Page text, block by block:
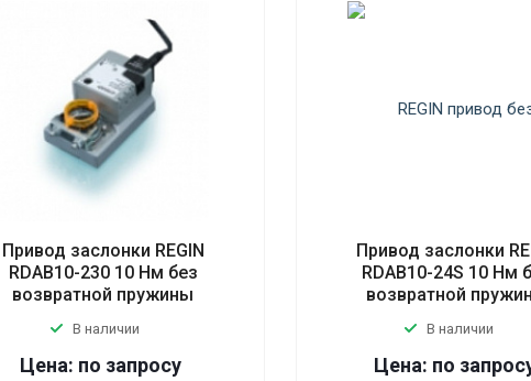
Привод заслонки REGIN
RDAB10-230 10 Нм без
возвратной пружины
В наличии
Цена: по запросу
Привод заслонки
RDAB10-24S 10 Нм
возвратной
В наличии
Цена: по